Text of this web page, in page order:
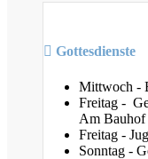
Gottesdienste
Mittwoch -
Freitag -
Am Bauhof
Freitag -
Sonntag -